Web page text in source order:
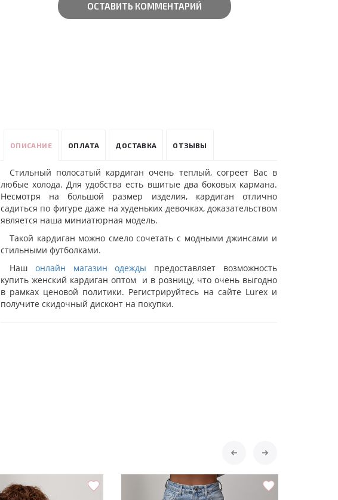
ОСТАВИТЬ КОММЕНТАРИЙ
ОПИСАНИЕ ОПЛАТА ДОСТАВКА ОТЗЫВЫ
Стильный полосатый кардиган очень теплый, согреет Вас в
любые холода. Для удобства есть вшитые два боковых кармана.
Несмотря на большой размер изделия, кардиган отлично
садиться по фигуре даже на худеньких девочках, доказательством
является наша миниатюрная модель.
Такой кардиган можно смело сочетать с модными джинсами и
стильными футболками.
Наш онлайн магазин одежды предоставляет возможность
купить женский кардиган оптом и в розницу, что очень выгодно
в рамках ценовой политики. Регистрируйтесь на сайте Lurex и
получите скидочный дисконт на покупки.